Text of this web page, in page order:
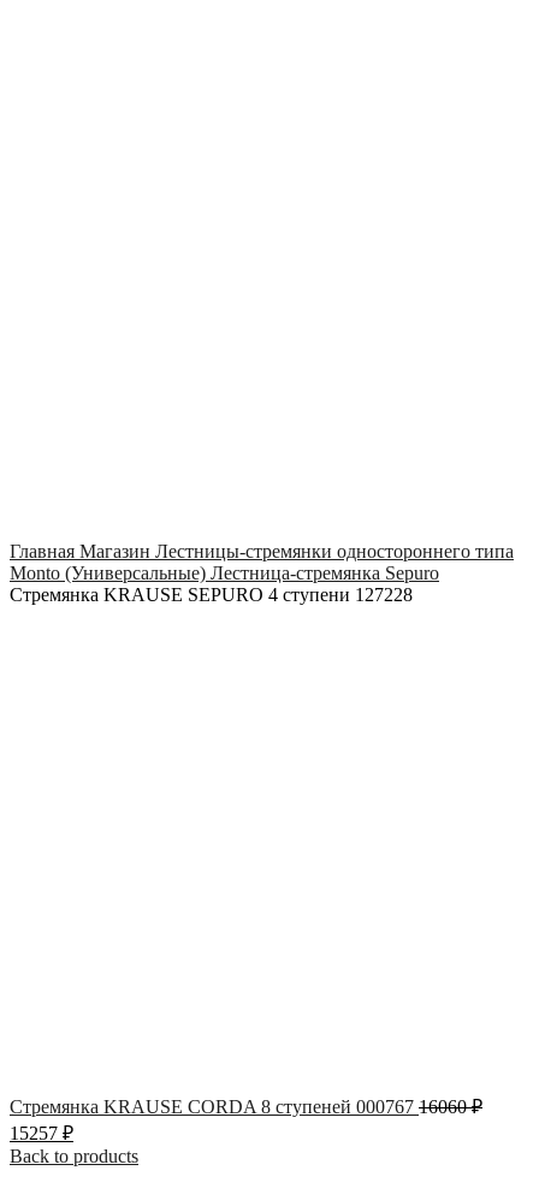
Главная Магазин Лестницы-стремянки одностороннего типа
Monto (Универсальные) Лестница-стремянка Sepuro
Стремянка KRAUSE SEPURO 4 ступени 127228
Стремянка KRAUSE CORDA 8 ступеней 000767 16060₽
15257 ₽
Back to products